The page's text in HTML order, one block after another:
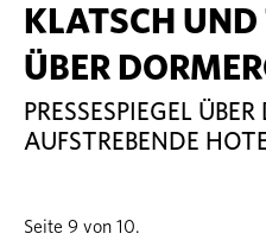
KLATSCH UND
ÜBER
PRESSESPIEGEL
AUFSTREBENDE
Seite 9 von 10.